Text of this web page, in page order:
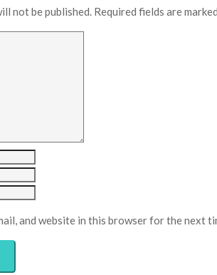
not be published. Required fields are
and website in this browser for the next